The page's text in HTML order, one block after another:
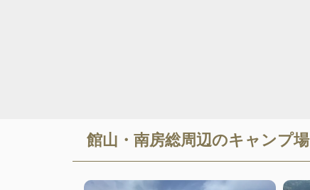
館山・南房総周辺のキャンプ場